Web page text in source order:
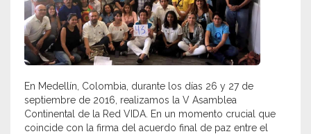
En Medellín, Colombia, durante los días 26 y 27 de
septiembre de 2016, realizamos la V Asamblea
Continental de la Red VIDA. En un momento crucial que
coincide con la firma del acuerdo final de paz entre el